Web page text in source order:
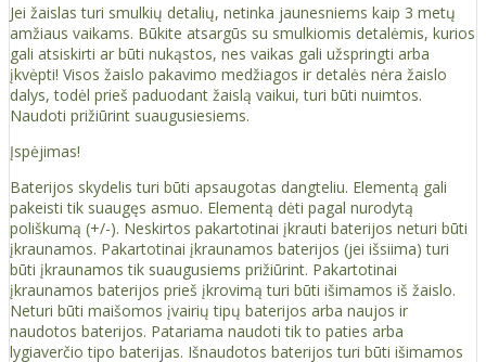
Jei žaislas turi smulkių detalių, netinka jaunesniems kaip 3 metų
amžiaus vaikams. Būkite atsargūs su smulkiomis detalėmis, kurios
gali atsiskirti ar būti nukąstos, nes vaikas gali užspringti arba
įkvėpti! Visos žaislо pakavimo medžiagos ir detalės nėra žaislo
dalys, todėl prieš paduodant žaislą vaikui, turi būti nuimtos.
Naudoti prižiūrint suaugusiesiems.
Įspėjimas!
Baterijos skydelis turi būti apsaugotas dangteliu. Elementą gali
pakeisti tik suaugęs asmuo. Elementą dėti pagal nurodytą
poliškumą (+/-). Neskirtos pakartotinai įkrauti baterijos neturi būti
įkraunamos. Pakartotinai įkraunamos baterijos (jei išsiima) turi
būti įkraunamos tik suaugusiems prižiūrint. Pakartotinai
įkraunamos baterijos prieš įkrovimą turi būti išimamos iš žaislo.
Neturi būti maišomos įvairių tipų baterijos arba naujos ir
naudotos baterijos. Patariama naudoti tik to paties arba
lygiaverčio tipo baterijas. Išnaudotos baterijos turi būti išimamos